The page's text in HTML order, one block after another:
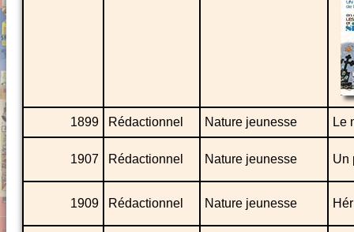
1899 Rédactionnel Nature jeunesse Le
1907 Rédactionnel Nature jeunesse Un
1909 Rédactionnel Nature jeunesse